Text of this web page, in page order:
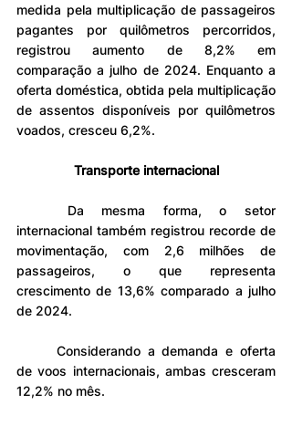
medida pela multiplicação de passageiros
pagantes por quilômetros percorridos,
registrou aumento de 8,2% em
comparação a julho de 2024. Enquanto a
oferta doméstica, obtida pela multiplicação
de assentos disponíveis por quilômetros
voados, cresceu 6,2%.
Transporte internacional
internacional também registrou recorde de
movimentação, com 2,6 milhões de
passageiros, o que representa
crescimento de 13,6% comparado a julho
de 2024.
de voos internacionais, ambas cresceram
12,2% no mês.